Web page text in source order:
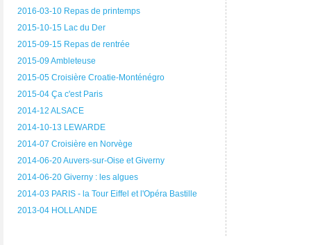
2016-03-10 Repas de printemps
2015-10-15 Lac du Der
2015-09-15 Repas de rentrée
2015-09 Ambleteuse
2015-05 Croisière Croatie-Monténégro
2015-04 Ça c'est Paris
2014-12 ALSACE
2014-10-13 LEWARDE
2014-07 Croisière en Norvège
2014-06-20 Auvers-sur-Oise et Giverny
2014-06-20 Giverny : les algues
2014-03 PARIS - la Tour Eiffel et l'Opéra Bastille
2013-04 HOLLANDE